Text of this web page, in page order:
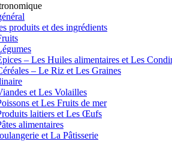
produits et des ingrédients
– Les Huiles alimentaires et Les
– Le Riz et Les Graines
et Les Volailles
et Les Fruits de mer
laitiers et Les Œufs
alimentaires
et La Pâtisserie